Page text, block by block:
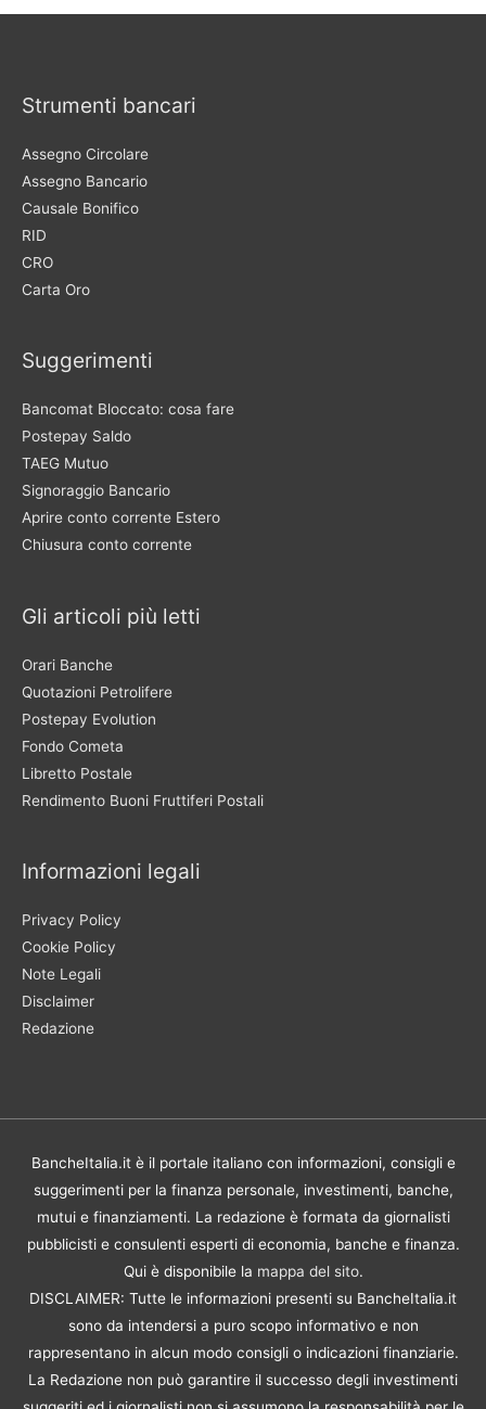
Strumenti bancari
Assegno Circolare
Assegno Bancario
Causale Bonifico
RID
CRO
Carta Oro
Suggerimenti
Bancomat Bloccato: cosa fare
Postepay Saldo
TAEG Mutuo
Signoraggio Bancario
Aprire conto corrente Estero
Chiusura conto corrente
Gli articoli più letti
Orari Banche
Quotazioni Petrolifere
Postepay Evolution
Fondo Cometa
Libretto Postale
Rendimento Buoni Fruttiferi Postali
Informazioni legali
Privacy Policy
Cookie Policy
Note Legali
Disclaimer
Redazione
BancheItalia.it è il portale italiano con informazioni, consigli e
suggerimenti per la finanza personale, investimenti, banche,
mutui e finanziamenti. La redazione è formata da giornalisti
pubblicisti e consulenti esperti di economia, banche e finanza.
Qui è disponibile la mappa del sito.
DISCLAIMER: Tutte le informazioni presenti su BancheItalia.it
sono da intendersi a puro scopo informativo e non
rappresentano in alcun modo consigli o indicazioni finanziarie.
La Redazione non può garantire il successo degli investimenti